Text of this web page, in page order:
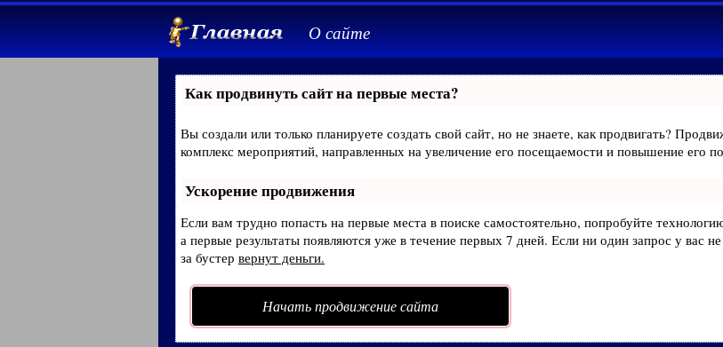
О сайте
Как продвинуть сайт на первые места?
Вы создали или только планируете создать свой сайт, но не знаете, как продвигать?
комплекс мероприятий, направленных на увеличение его посещаемости и повышение его
Ускорение продвижения
Если вам трудно попасть на первые места в поиске самостоятельно, попробуйте
а первые результаты появляются уже в течение первых 7 дней. Если ни один запрос у вас
за бустер вернут деньги.
Начать продвижение сайта